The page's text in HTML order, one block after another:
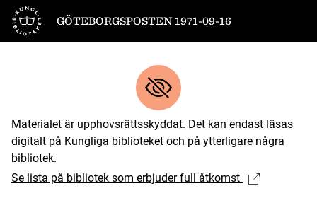
Till startsidan
GÖTEBORGSPOSTEN 1971-09-16
Materialet är upphovsrättsskyddat. Det kan endast läsas
digitalt på Kungliga biblioteket och på ytterligare några
bibliotek.
Se lista på bibliotek som erbjuder full åtkomst